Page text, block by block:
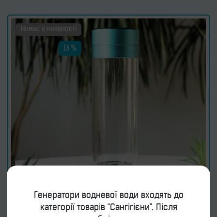
Немає в наявності
13 %
Генератори водневої води входять до
категорії товарів "Сангігієни". Після